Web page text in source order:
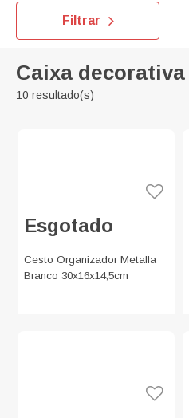
Filtrar
Caixa decorativa
10 resultado(s)
Esgotado
Cesto Organizador Metalla
Branco 30x16x14,5cm